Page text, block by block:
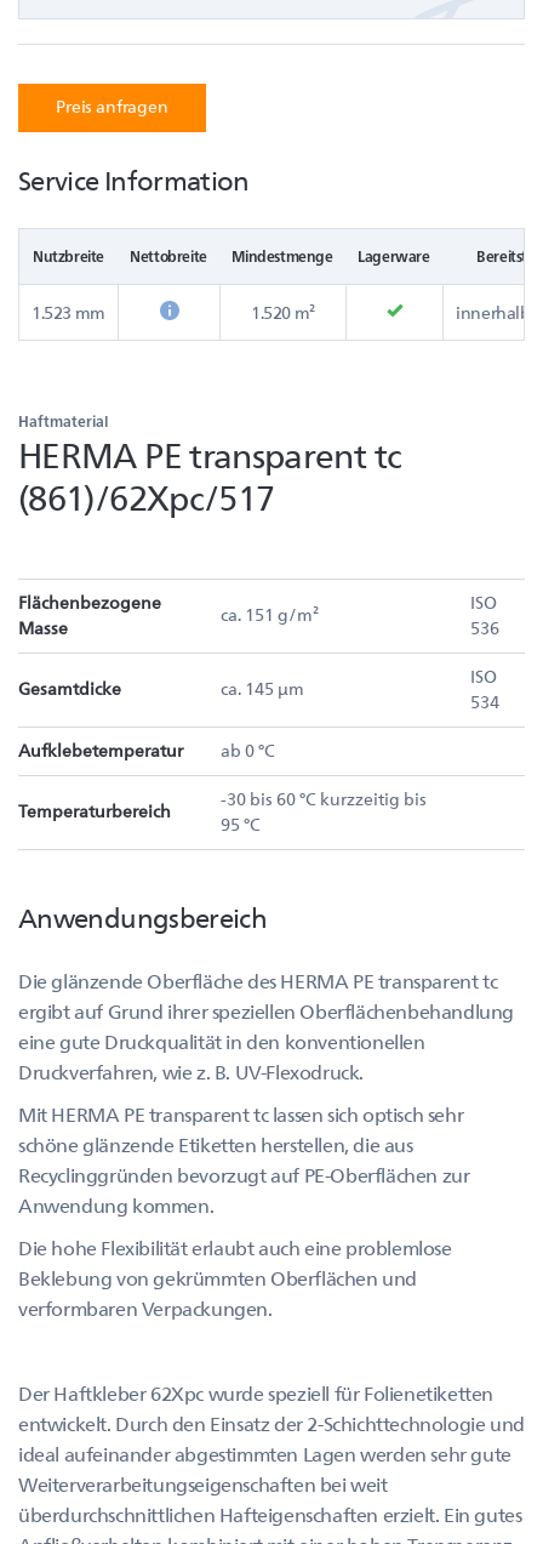
Preis anfragen
Service Information
Nutzbreite Nettobreite Mindestmenge Lagerware
1.523 mm 1.520 m² innerhalb
Haftmaterial
HERMA PE transparent tc
(861)/62Xpc/517
Flächenbezogene
Masse
ca. 151 g/m²
ISO
536
Gesamtdicke ca. 145 µm
ISO
534
Aufklebetemperatur ab 0 °C
Temperaturbereich
-30 bis 60 °C kurzzeitig bis
95 °C
Anwendungsbereich
Die glänzende Oberfläche des HERMA PE transparent tc
ergibt auf Grund ihrer speziellen Oberflächenbehandlung
eine gute Druckqualität in den konventionellen
Druckverfahren, wie z. B. UV-Flexodruck.
Mit HERMA PE transparent tc lassen sich optisch sehr
schöne glänzende Etiketten herstellen, die aus
Recyclinggründen bevorzugt auf PE-Oberflächen zur
Anwendung kommen.
Die hohe Flexibilität erlaubt auch eine problemlose
Beklebung von gekrümmten Oberflächen und
verformbaren Verpackungen.
Der Haftkleber 62Xpc wurde speziell für Folienetiketten
entwickelt. Durch den Einsatz der 2-Schichttechnologie und
ideal aufeinander abgestimmten Lagen werden sehr gute
Weiterverarbeitungseigenschaften bei weit
überdurchschnittlichen Hafteigenschaften erzielt. Ein gutes